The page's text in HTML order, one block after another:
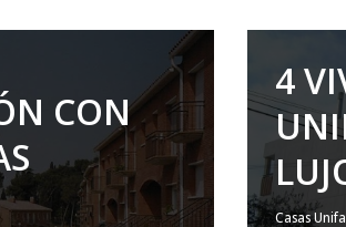
CON
4
Casas